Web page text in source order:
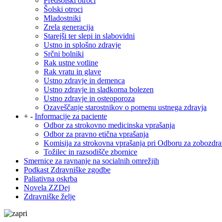
Šolski otroci
Mladostniki
Zrela generacija
Starejši ter slepi in slabovidni
Ustno in splošno zdravje
Srčni bolniki
Rak ustne votline
Rak vratu in glave
Ustno zdravje in demenca
Ustno zdravje in sladkorna bolezen
Ustno zdravje in osteoporoza
Ozaveščanje starostnikov o pomenu ustnega zdravja
+ - Informacije za paciente
Odbor za strokovno medicinska vprašanja
Odbor za pravno etična vprašanja
Komisija za strokovna vprašanja pri Odboru za
Tožilec in razsodišče zbornice
Smernice za ravnanje na socialnih omrežjih
Podkast Zdravniške zgodbe
Paliativna oskrba
Novela ZZDej
Zdravniške želje